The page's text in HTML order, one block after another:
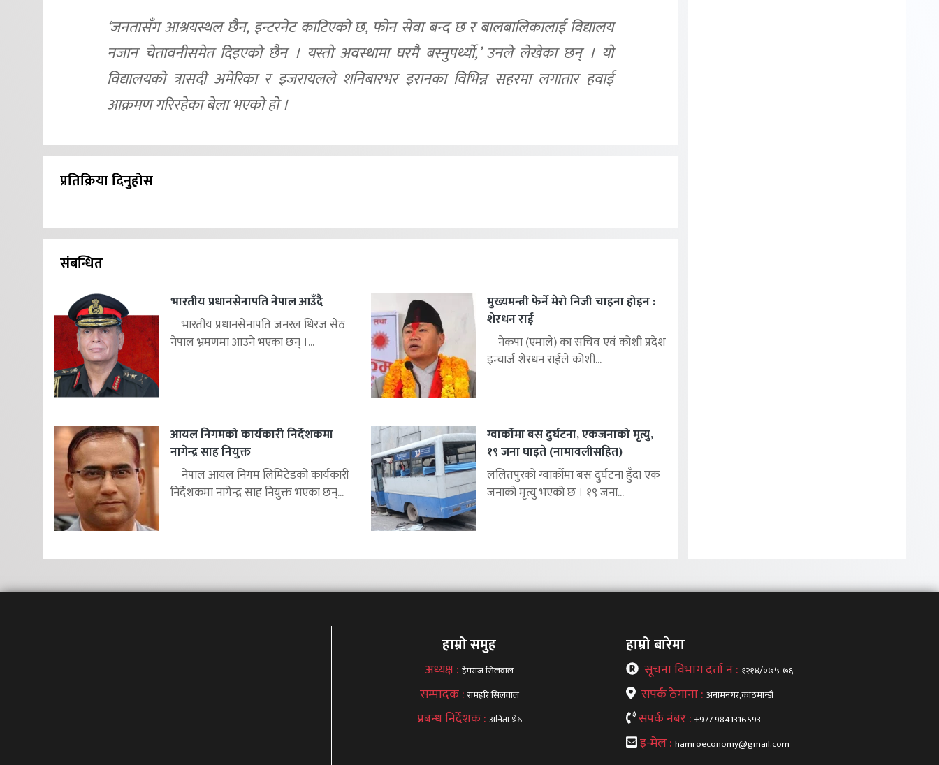
‘जनतासँग आश्रयस्थल छैन, इन्टरनेट काटिएको छ, फोन सेवा बन्द छ र बालबालिकालाई विद्यालय
नजान चेतावनीसमेत दिइएको छैन । यस्तो अवस्थामा घरमै बस्नुपर्थ्यो,’ उनले लेखेका छन् । यो
विद्यालयको त्रासदी अमेरिका र इजरायलले शनिबारभर इरानका विभिन्न सहरमा लगातार हवाई
आक्रमण गरिरहेका बेला भएको हो ।
प्रतिक्रिया दिनुहोस
संबन्धित
भारतीय प्रधानसेनापति नेपाल आउँदै
भारतीय प्रधानसेनापति जनरल धिरज सेठ
नेपाल भ्रमणमा आउने भएका छन् ।...
मुख्यमन्त्री फेर्ने मेरो निजी चाहना होइन :
शेरधन राई
नेकपा (एमाले) का सचिव एवं कोशी प्रदेश
इन्चार्ज शेरधन राईले कोशी...
आयल निगमको कार्यकारी निर्देशकमा
नागेन्द्र साह नियुक्त
नेपाल आयल निगम लिमिटेडको कार्यकारी
निर्देशकमा नागेन्द्र साह नियुक्त भएका छन्...
ग्वार्कोमा बस दुर्घटना, एकजनाको मृत्यु,
१९ जना घाइते (नामावलीसहित)
ललितपुरको ग्वार्कोमा बस दुर्घटना हुँदा एक
जनाको मृत्यु भएको छ । १९ जना...
हाम्रो समुह
अध्यक्ष :हेमराज सिलवाल
सम्पादक :रामहरि सिलवाल
प्रबन्ध निर्देशक : अनिता श्रेष्ठ
हाम्रो बारेमा
सूचना विभाग दर्ता नं : १२१४/०७५-७६
सपर्क ठेगाना : अनामनगर,काठमान्डौ
सपर्क नंबर : +977 9841316593
इ-मेल :hamroeconomy@gmail.com